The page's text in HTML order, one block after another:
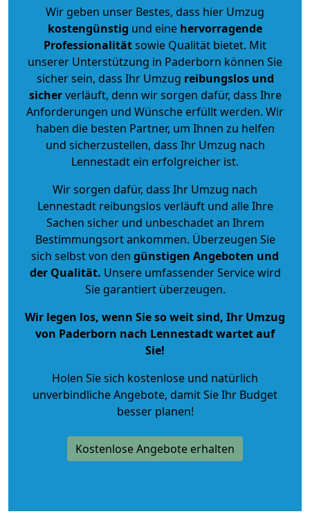
Wir geben unser Bestes, dass hier Umzug
kostengünstig und eine hervorragende
Professionalitätsowie Qualität bietet. Mit
unserer Unterstützung in Paderborn können Sie
sicher sein, dass Ihr Umzug reibungslos und
sicherverläuft, denn wir sorgen dafür, dass Ihre
Anforderungen und Wünsche erfüllt werden. Wir
haben die besten Partner, um Ihnen zu helfen
und sicherzustellen, dass Ihr Umzug nach
Lennestadt ein erfolgreicher ist.
Wir sorgen dafür, dass Ihr Umzug nach
Lennestadt reibungslos verläuft und alle Ihre
Sachen sicher und unbeschadet an Ihrem
Bestimmungsort ankommen. Überzeugen Sie
sich selbst von den günstigen Angeboten und
der Qualität. Unsere umfassender Service wird
Sie garantiert überzeugen.
Wir legen los, wenn Sie so weit sind, Ihr Umzug
von Paderborn nach Lennestadt wartet auf
Sie!
Holen Sie sich kostenlose und natürlich
unverbindliche Angebote, damit Sie Ihr Budget
besser planen!
Kostenlose Angebote erhalten